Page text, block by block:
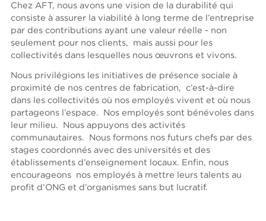
Chez AFT, nous avons une vision de la durabilité qui
consiste à assurer la viabilité à long terme de l’entreprise
par des contributions ayant une valeur réelle - non
seulement pour nos clients, mais aussi pour les
collectivités dans lesquelles nous œuvrons et vivons.
Nous privilégions les initiatives de présence sociale à
proximité de nos centres de fabrication, c’est-à-dire
dans les collectivités où nos employés vivent et où nous
partageons l’espace. Nos employés sont bénévoles dans
leur milieu. Nous appuyons des activités
communautaires. Nous formons nos futurs chefs par des
stages coordonnés avec des universités et des
établissements d’enseignement locaux. Enfin, nous
encourageons nos employés à mettre leurs talents au
profit d’ONG et d’organismes sans but lucratif.